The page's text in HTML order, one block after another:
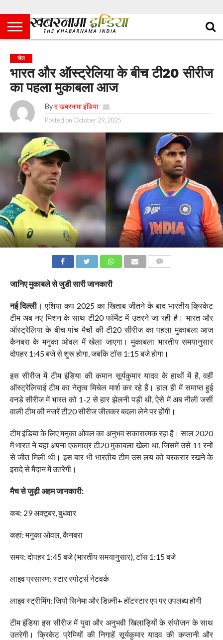
खेल
भारत और ऑस्ट्रेलिया के बीच टी20 सीरीज
का पहला मुकाबला आज
By द खबरनामा इंडिया
Posted on October 29, 2025
जानिए मुकाबले से जुडी सारी जानकारी
नई दिल्ली। एशिया कप 2025 का खिताब जीतने के बाद भारतीय क्रिकेट
टीम अब नए मिशन के साथ टी20 फॉर्मेट में उतरने जा रही है। भारत और
ऑस्ट्रेलिया के बीच पांच मैचों की टी20 सीरीज का पहला मुकाबला आज
कैनबरा के मनुका ओवल में खेला जाएगा। मुकाबला भारतीय समयानुसार
दोपहर 1:45 बजे से शुरू होगा, जबकि टॉस 1:15 बजे होगा।
इस सीरीज में टीम इंडिया की कमान सूर्यकुमार यादव के हाथों में है, वहीं
ऑस्ट्रेलियाई टीम का नेतृत्व मिचेल मार्श कर रहे हैं। हाल ही में समाप्त हुई
वनडे सीरीज में भारत को 1-2 से हार झेलनी पड़ी थी, ऐसे में अब नीली जर्सी
वाली टीम की नजरें टी20 सीरीज जीतकर बदला लेने पर होंगी।
टीम इंडिया के लिए मनुका ओवल का अनुभव सकारात्मक रहा है। साल 2020
में भारत ने यहां अपना एकमात्र टी20 मुकाबला खेला था, जिसमें उसे 11 रनों
से जीत मिली थी। इस बार भी भारतीय टीम उस लय को बरकरार रखने के
इरादे से मैदान में उतरेगी।
मैच से जुड़ी अहम जानकारी:
कब: 29 अक्टूबर, बुधवार
कहां: मनुका ओवल, कैनबरा
समय: दोपहर 1:45 बजे (भारतीय समयानुसार), टॉस 1:15 बजे
लाइव प्रसारण: स्टार स्पोर्ट्स नेटवर्क
लाइव स्ट्रीमिंग: जियो सिनेमा और डिज़्नी+ हॉटस्टार एप पर उपलब्ध होगी
टीम इंडिया इस सीरीज में युवा और अनुभवी खिलाड़ियों के संयोजन के साथ
उतरेगी। क्रिकेट प्रेमियों की निगाहें सूर्यकुमार यादव की कप्तानी और